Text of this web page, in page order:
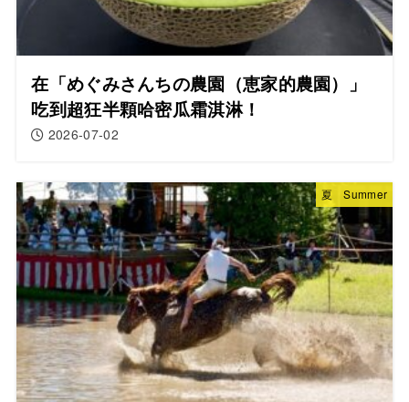
在「めぐみさんちの農園（恵家的農園）」
吃到超狂半顆哈密瓜霜淇淋！
2026-07-02
夏 Summer